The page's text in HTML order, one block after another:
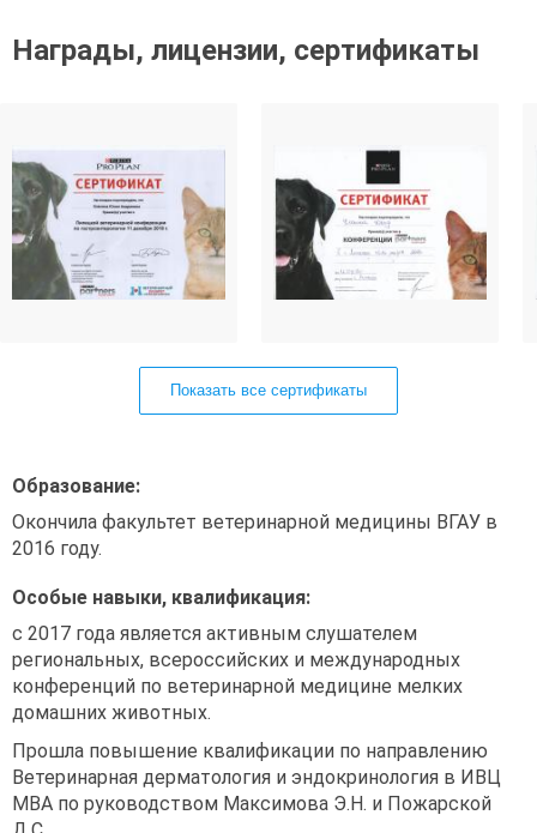
Награды, лицензии, сертификаты
Показать все сертификаты
Образование:
Окончила факультет ветеринарной медицины ВГАУ в
2016 году.
Особые навыки, квалификация:
с 2017 года является активным слушателем
региональных, всероссийских и международных
конференций по ветеринарной медицине мелких
домашних животных.
Прошла повышение квалификации по направлению
Ветеринарная дерматология и эндокринология в ИВЦ
МВА по руководством Максимова Э.Н. и Пожарской